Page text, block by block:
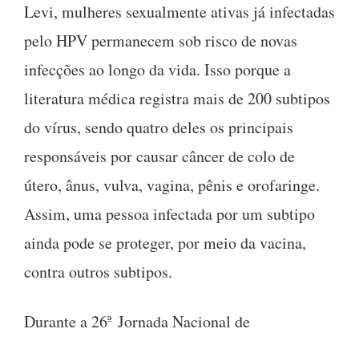
Levi, mulheres sexualmente ativas já infectadas
pelo HPV permanecem sob risco de novas
infecções ao longo da vida. Isso porque a
literatura médica registra mais de 200 subtipos
do vírus, sendo quatro deles os principais
responsáveis por causar câncer de colo de
útero, ânus, vulva, vagina, pênis e orofaringe.
Assim, uma pessoa infectada por um subtipo
ainda pode se proteger, por meio da vacina,
contra outros subtipos.
Durante a 26ª Jornada Nacional de